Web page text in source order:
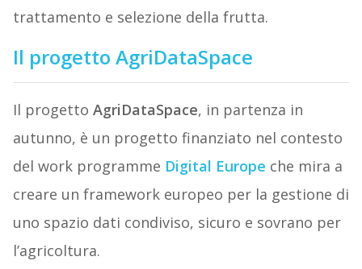
trattamento e selezione della frutta.
Il progetto AgriDataSpace
Il progetto AgriDataSpace, in partenza in
autunno, è un progetto finanziato nel contesto
del work programme Digital Europe che mira a
creare un framework europeo per la gestione di
uno spazio dati condiviso, sicuro e sovrano per
l’agricoltura.